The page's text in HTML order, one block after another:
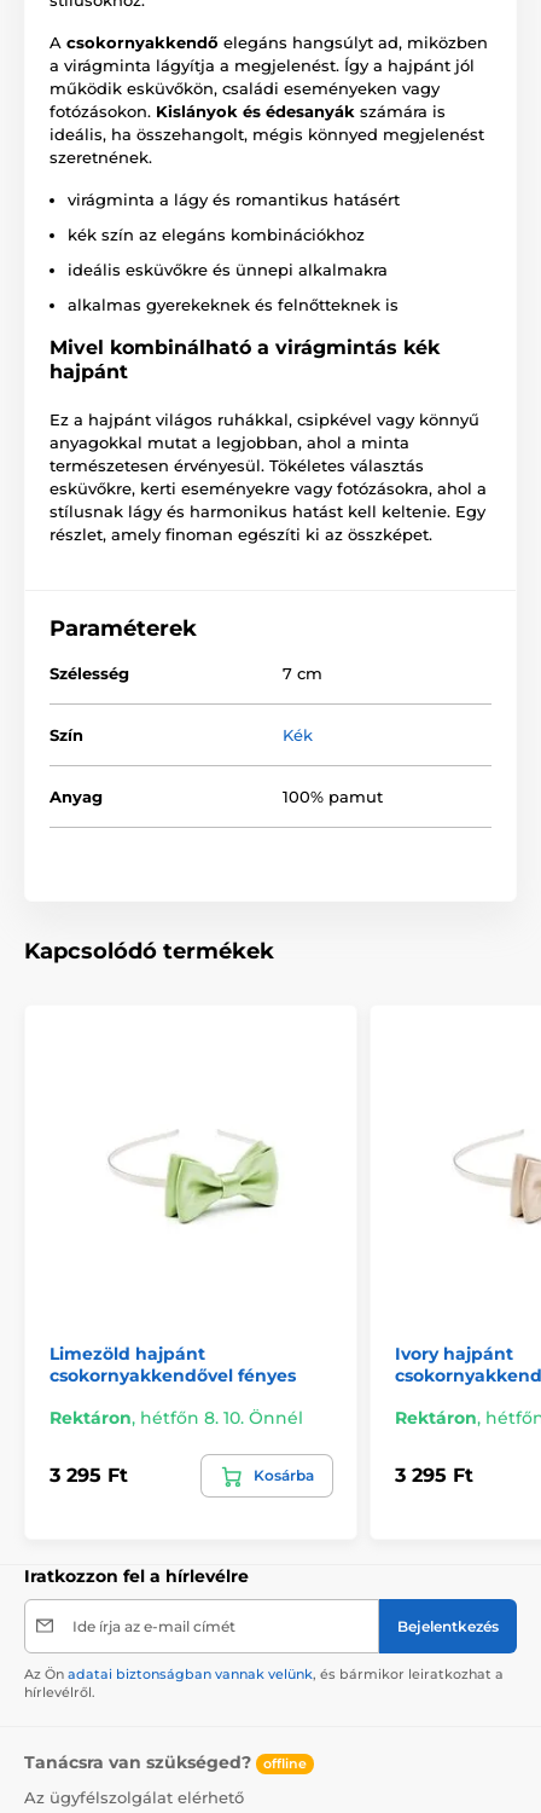
A csokornyakkendő elegáns hangsúlyt ad, miközben
a virágminta lágyítja a megjelenést. Így a hajpánt jól
működik esküvőkön, családi eseményeken vagy
fotózásokon. Kislányok és édesanyák számára is
ideális, ha összehangolt, mégis könnyed megjelenést
szeretnének.
virágminta a lágy és romantikus hatásért
kék szín az elegáns kombinációkhoz
ideális esküvőkre és ünnepi alkalmakra
alkalmas gyerekeknek és felnőtteknek is
Mivel kombinálható a virágmintás kék
hajpánt
Ez a hajpánt világos ruhákkal, csipkével vagy könnyű
anyagokkal mutat a legjobban, ahol a minta
természetesen érvényesül. Tökéletes választás
esküvőkre, kerti eseményekre vagy fotózásokra, ahol a
stílusnak lágy és harmonikus hatást kell keltenie. Egy
részlet, amely finoman egészíti ki az összképet.
Paraméterek
Szélesség 7 cm
Szín Kék
Anyag 100% pamut
Kapcsolódó termékek
Limezöld hajpánt
csokornyakkendővel fényes
Rektáron, hétfőn 8. 10. Önnél
3 295 Ft Kosárba
Ivory hajpánt
Rektáron,
3 295 Ft
Iratkozzon fel a hírlevélre
Ide írja az e-mail címét Bejelentkezés
Az Ön adatai biztonságban vannak velünk, és bármikor leiratkozhat a
hírlevélről.
Tanácsra van szükséged? offline
Az ügyfélszolgálat elérhető